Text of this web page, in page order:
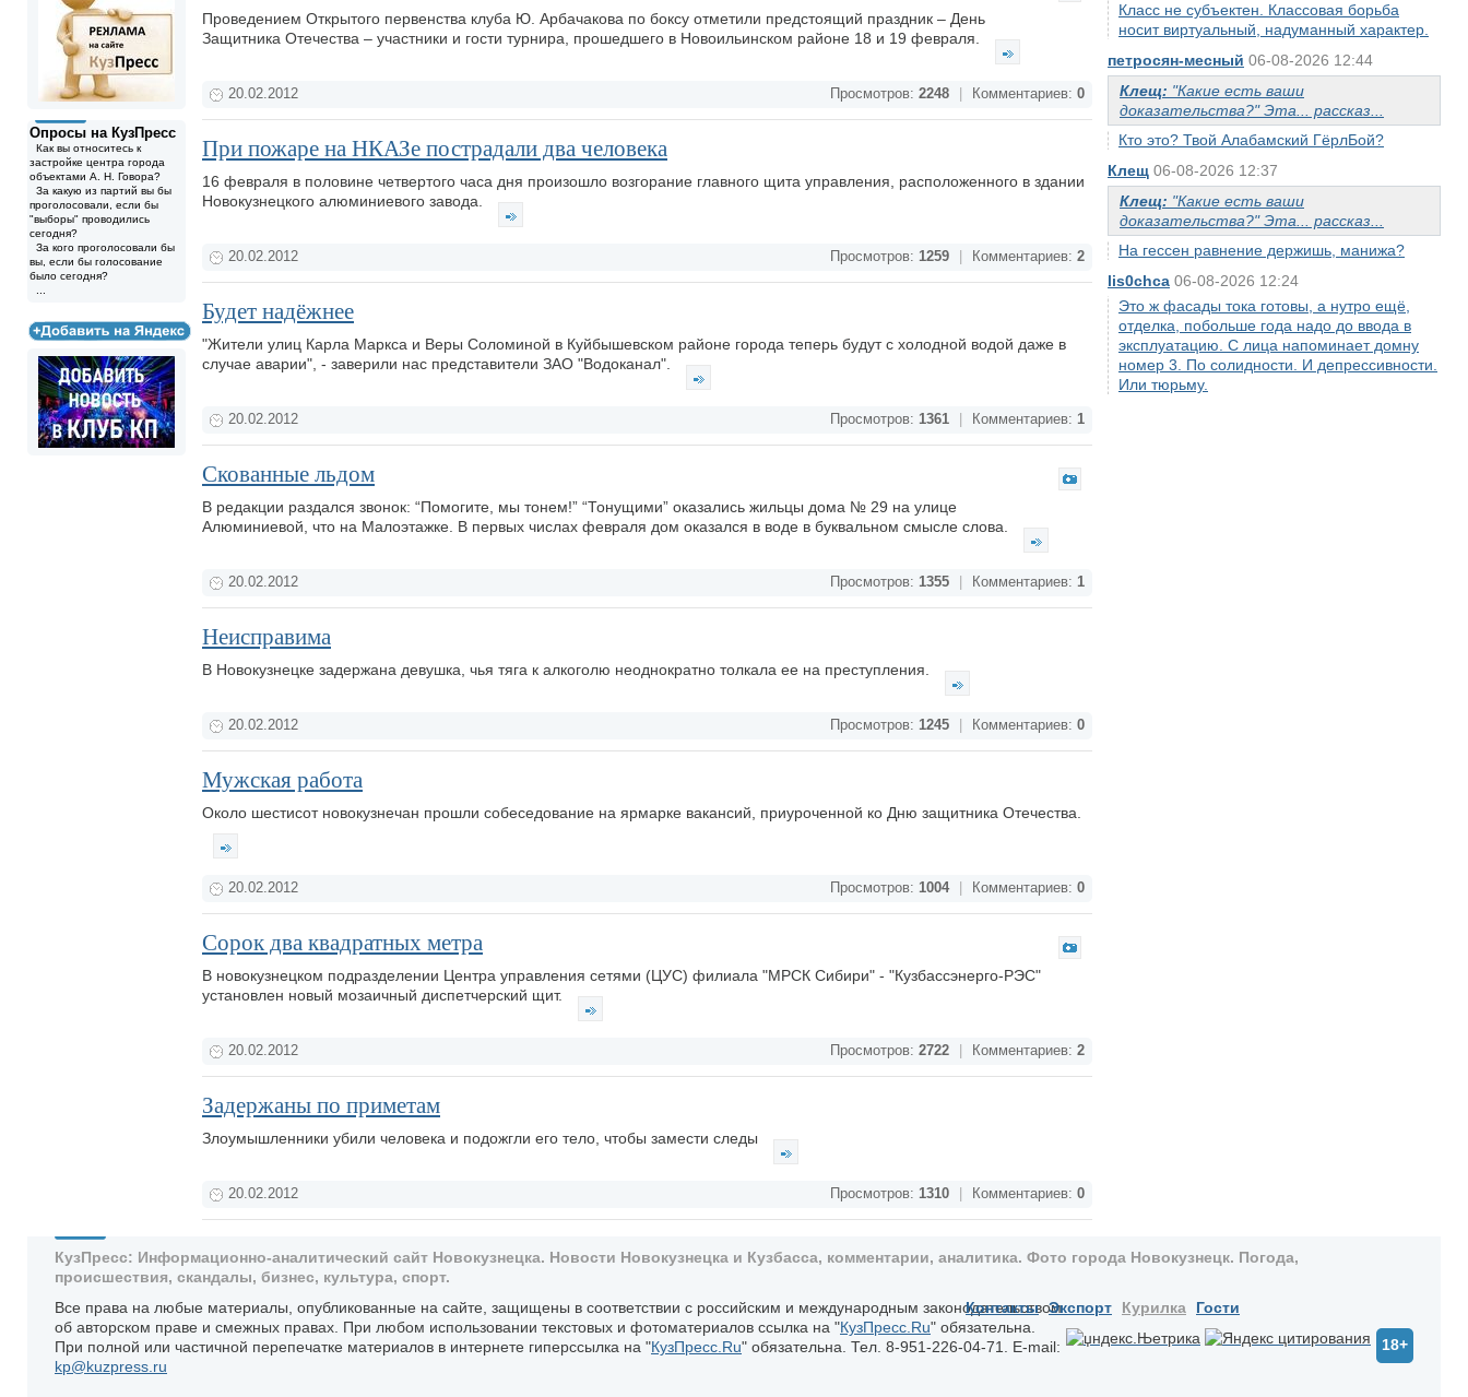
Класс не субъектен. Классовая борьба
носит виртуальный, надуманный характер.
петросян-месный 06-08-2026 12:44
Клещ: "Какие есть ваши
доказательства?" Эта... рассказ...
Кто это? Твой Алабамский ГёрлБой?
Клещ 06-08-2026 12:37
Клещ: "Какие есть ваши
доказательства?" Эта... рассказ...
На гессен равнение держишь, манижа?
lis0chca 06-08-2026 12:24
Это ж фасады тока готовы, а нутро ещё,
отделка, побольше года надо до ввода в
эксплуатацию. С лица напоминает домну
номер 3. По солидности. И депрессивности.
Или тюрьму.
Опросы на КузПресс
Как вы относитесь к
застройке центра города
объектами А. Н. Говора?
За какую из партий вы бы
проголосовали, если бы
"выборы" проводились
сегодня?
За кого проголосовали бы
вы, если бы голосование
было сегодня?
Проведением Открытого первенства клуба Ю. Арбачакова по боксу отметили предстоящий праздник – День
Защитника Отечества – участники и гости турнира, прошедшего в Новоильинском районе 18 и 19 февраля.
20.02.2012 Просмотров: 2248 Комментариев: 0
При пожаре на НКАЗе пострадали два человека
16 февраля в половине четвертого часа дня произошло возгорание главного щита управления, расположенного в здании
Новокузнецкого алюминиевого завода.
20.02.2012 Просмотров: 1259 Комментариев: 2
Будет надёжнее
"Жители улиц Карла Маркса и Веры Соломиной в Куйбышевском районе города теперь будут с холодной водой даже в
случае аварии", - заверили нас представители ЗАО "Водоканал".
20.02.2012 Просмотров: 1361 Комментариев: 1
Скованные льдом
В редакции раздался звонок: “Помогите, мы тонем!” “Тонущими” оказались жильцы дома № 29 на улице
Алюминиевой, что на Малоэтажке. В первых числах февраля дом оказался в воде в буквальном смысле слова.
20.02.2012 Просмотров: 1355 Комментариев: 1
Неисправима
В Новокузнецке задержана девушка, чья тяга к алкоголю неоднократно толкала ее на преступления.
20.02.2012 Просмотров: 1245 Комментариев: 0
Мужская работа
Около шестисот новокузнечан прошли собеседование на ярмарке вакансий, приуроченной ко Дню защитника Отечества.
20.02.2012 Просмотров: 1004 Комментариев: 0
Сорок два квадратных метра
В новокузнецком подразделении Центра управления сетями (ЦУС) филиала "МРСК Сибири" - "Кузбассэнерго-РЭС"
установлен новый мозаичный диспетчерский щит.
20.02.2012 Просмотров: 2722 Комментариев: 2
Задержаны по приметам
Злоумышленники убили человека и подожгли его тело, чтобы замести следы
20.02.2012 Просмотров: 1310 Комментариев: 0
КузПресс: Информационно-аналитический сайт Новокузнецка. Новости Новокузнецка и Кузбасса, комментарии, аналитика. Фото города Новокузнецк. Погода,
происшествия, скандалы, бизнес, культура, спорт.
Все права на любые материалы, опубликованные на сайте, защищены в соответствии с российским и международным законодательством
об авторском праве и смежных правах. При любом использовании текстовых и фотоматериалов ссылка на "КузПресс.Ru" обязательна.
При полной или частичной перепечатке материалов в интернете гиперссылка на "КузПресс.Ru" обязательна. Тел. 8-951-226-04-71. E-mail:
kp@kuzpress.ru
Контакты Экспорт Курилка Гости
18+